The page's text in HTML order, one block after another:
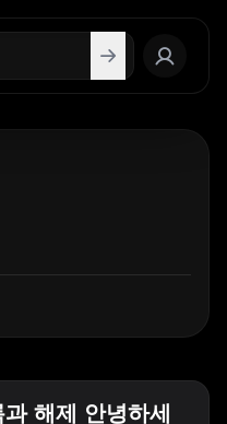
해제 안녕하세